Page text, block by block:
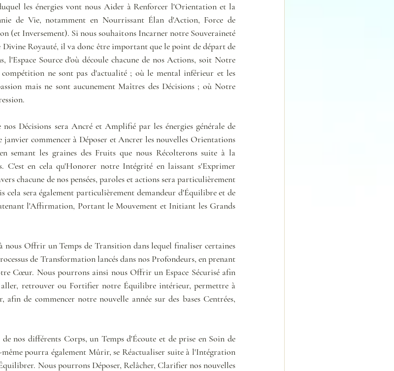
les énergies vont nous Aider à Renforcer l'Orientation et la
de Vie, notamment en Nourrissant Élan d'Action, Force de
(et Inversement). Si nous souhaitons Incarner notre Souveraineté
Royauté, il va donc être important que le point de départ de
l'Espace Source d'où découle chacune de nos Actions, soit Notre
ne sont pas d'actualité ; où le mental inférieur et les
mais ne sont aucunement Maîtres des Décisions ; où Notre
Décisions sera Ancré et Amplifié par les énergies générale de
janvier commencer à Déposer et Ancrer les nouvelles Orientations
semant les graines des Fruits que nous Récolterons suite à la
C'est en cela qu'Honorer notre Intégrité en laissant s'Exprimer
chacune de nos pensées, paroles et actions sera particulièrement
sera également particulièrement demandeur d'Équilibre et de
l'Affirmation, Portant le Mouvement et Initiant les Grands
nous Offrir un Temps de Transition dans lequel finaliser certaines
de Transformation lancés dans nos Profondeurs, en prenant
Cœur. Nous pourrons ainsi nous Offrir un Espace Sécurisé afin
retrouver ou Fortifier notre Équilibre intérieur, permettre à
afin de commencer notre nouvelle année sur des bases Centrées,
nos différents Corps, un Temps d'Écoute et de prise en Soin de
pourra également Mûrir, se Réactualiser suite à l'Intégration
Nous pourrons Déposer, Relâcher, Clarifier nos nouvelles